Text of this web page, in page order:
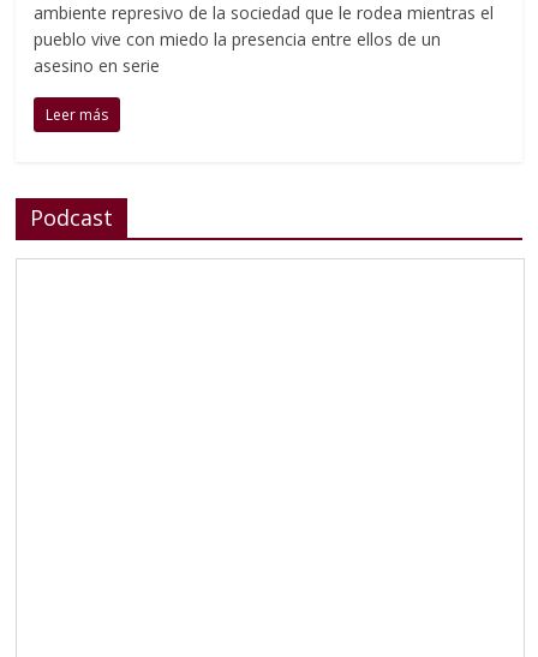
ambiente represivo de la sociedad que le rodea mientras el
pueblo vive con miedo la presencia entre ellos de un
asesino en serie
Leer más
Podcast